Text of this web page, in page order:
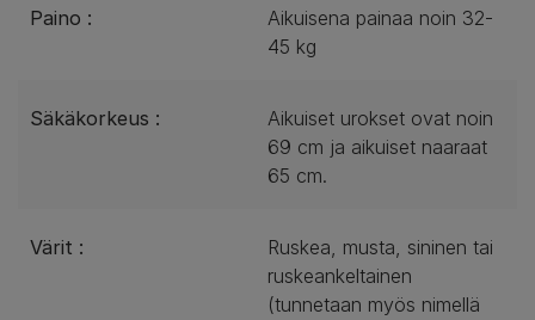
Paino :
Aikuisena painaa noin 32-
45 kg
Säkäkorkeus :
Aikuiset urokset ovat noin
69 cm ja aikuiset naaraat
65 cm.
Värit :
Ruskea, musta, sininen tai
ruskeankeltainen
(tunnetaan myös nimellä